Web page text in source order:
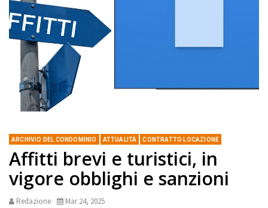
ARCHIVIO DEL CONDOMINIO ATTUALITÀ CONTRATTO LOCAZIONE
Affitti brevi e turistici, in
vigore obblighi e sanzioni
Redazione Mar 24, 2025